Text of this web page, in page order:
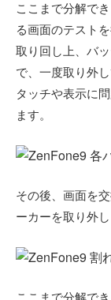
ここまで分解で
る画面のテストを
取り回し上、バ
で、一度取り外
タッチや表示に
ます。
その後、画面を
ーカーを取り外し